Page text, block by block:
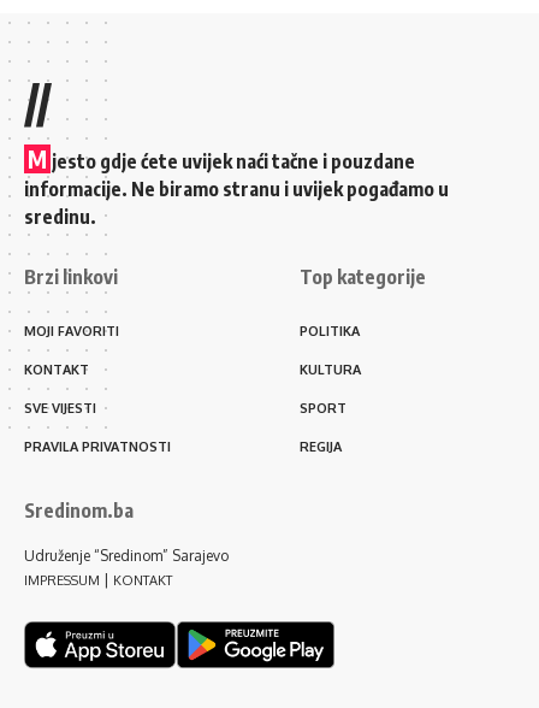
//
M jesto gdje ćete uvijek naći tačne i pouzdane
informacije. Ne biramo stranu i uvijek pogađamo u
sredinu.
Brzi linkovi
MOJI FAVORITI
KONTAKT
SVE VIJESTI
PRAVILA PRIVATNOSTI
Top kategorije
POLITIKA
KULTURA
SPORT
REGIJA
Sredinom.ba
Udruženje “Sredinom” Sarajevo
IMPRESSUM KONTAKT